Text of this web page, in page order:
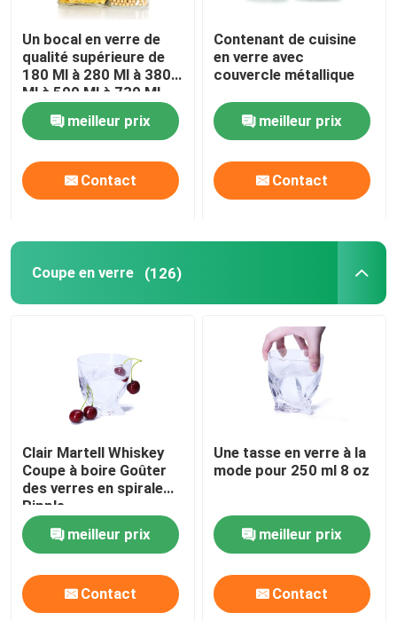
Un bocal en verre de
qualité supérieure de
180 Ml à 280 Ml à 380
Ml à 500 Ml à 730 Ml
avec couvercle en étain
meilleur prix
Contact
Contenant de cuisine
en verre avec
couvercle métallique
meilleur prix
Contact
Coupe en verre (126)
Clair Martell Whiskey
Coupe à boire Goûter
des verres en spirale
Ripple
meilleur prix
Contact
Une tasse en verre à la
mode pour 250 ml 8 oz
meilleur prix
Contact